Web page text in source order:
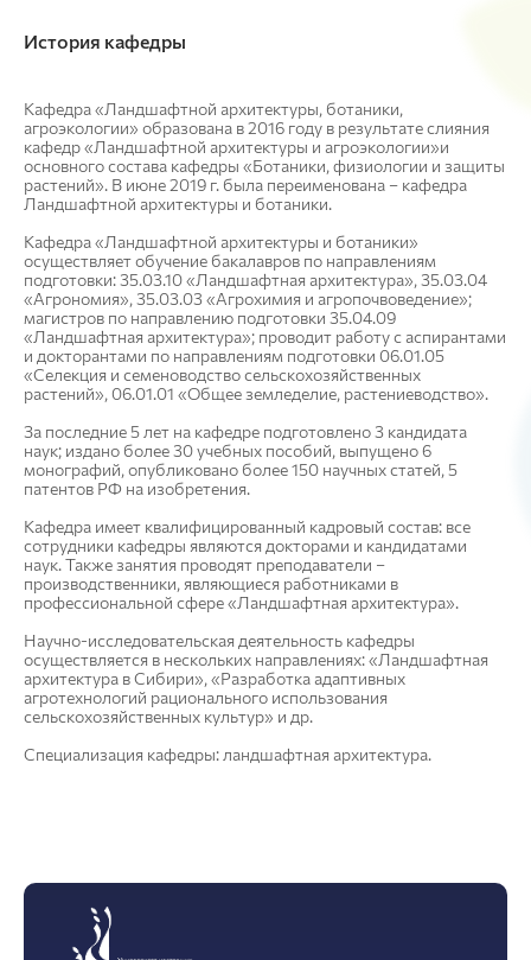
История кафедры
Кафедра «Ландшафтной архитектуры, ботаники,
агроэкологии» образована в 2016 году в результате слияния
кафедр «Ландшафтной архитектуры и агроэкологии»и
основного состава кафедры «Ботаники, физиологии и защиты
растений». В июне 2019 г. была переименована – кафедра
Ландшафтной архитектуры и ботаники.
Кафедра «Ландшафтной архитектуры и ботаники»
осуществляет обучение бакалавров по направлениям
подготовки: 35.03.10 «Ландшафтная архитектура», 35.03.04
«Агрономия», 35.03.03 «Агрохимия и агропочвоведение»;
магистров по направлению подготовки 35.04.09
«Ландшафтная архитектура»; проводит работу с аспирантами
и докторантами по направлениям подготовки 06.01.05
«Селекция и семеноводство сельскохозяйственных
растений», 06.01.01 «Общее земледелие, растениеводство».
За последние 5 лет на кафедре подготовлено 3 кандидата
наук; издано более 30 учебных пособий, выпущено 6
монографий, опубликовано более 150 научных статей, 5
патентов РФ на изобретения.
Кафедра имеет квалифицированный кадровый состав: все
сотрудники кафедры являются докторами и кандидатами
наук. Также занятия проводят преподаватели –
производственники, являющиеся работниками в
профессиональной сфере «Ландшафтная архитектура».
Научно-исследовательская деятельность кафедры
осуществляется в нескольких направлениях: «Ландшафтная
архитектура в Сибири», «Разработка адаптивных
агротехнологий рационального использования
сельскохозяйственных культур» и др.
Специализация кафедры: ландшафтная архитектура.